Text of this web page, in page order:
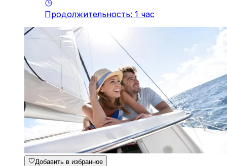
Продолжительность: 1 час
Добавить в избранное